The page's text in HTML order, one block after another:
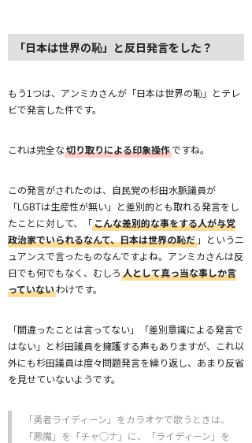
「日本は世界の恥」と反日発言をした？
もう1つは、アンミカさんが「日本は世界の恥」とテレ
ビで発言した件です。
これは完全な切り取りによる印象操作ですね。
この発言がされたのは、自民党の杉田水脈議員が
「LGBTは生産性が無い」と差別的とも取れる発言をし
たことに対して、「こんな差別的な事をする人が与党
政治家でいられるなんて、日本は世界の恥だ 」というニ
ュアンスで言ったものなんですよね。アンミカさんは反
日でも何でもなく、むしろ 人として真っ当な事しか言
っていないわけです。
「間違ったことは言ってない」「差別意識による発言で
はない」と杉田議員を擁護する声もありますが、これ以
外にも杉田議員は度々問題発言を繰り返し、あまり反省
を見せていないようです。
「勇者ライディーン」をカラオケで歌うときは、
「悪魔」を「チャ◯ナ」に、「ライディーン」を